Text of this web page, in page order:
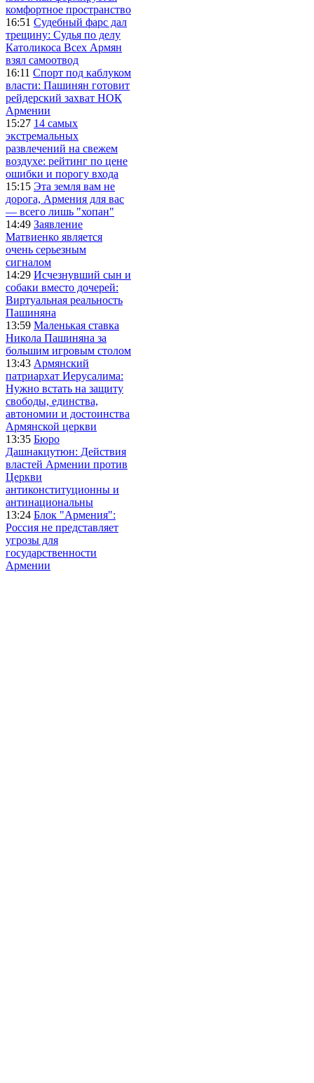
комфортное пространство
16:51 Судебный фарс дал
трещину: Судья по делу
Католикоса Всех Армян
взял самоотвод
16:11 Спорт под каблуком
власти: Пашинян готовит
рейдерский захват НОК
Армении
15:27 14 самых
экстремальных
развлечений на свежем
воздухе: рейтинг по цене
ошибки и порогу входа
15:15 Эта земля вам не
дорога, Армения для вас
— всего лишь "хопан"
14:49 Заявление
Матвиенко является
очень серьезным
сигналом
14:29 Исчезнувший сын и
собаки вместо дочерей:
Виртуальная реальность
Пашиняна
13:59 Маленькая ставка
Никола Пашиняна за
большим игровым столом
13:43 Армянский
патриархат Иерусалима:
Нужно встать на защиту
свободы, единства,
автономии и достоинства
Армянской церкви
13:35 Бюро
Дашнакцутюн: Действия
властей Армении против
Церкви
антиконституционны и
антинациональны
13:24 Блок "Армения":
Россия не представляет
угрозы для
государственности
Армении